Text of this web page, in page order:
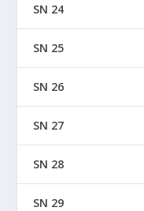
SN 24
SN 25
SN 26
SN 27
SN 28
SN 29